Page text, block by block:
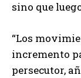
sino que
“Los
incremento
persecutor,